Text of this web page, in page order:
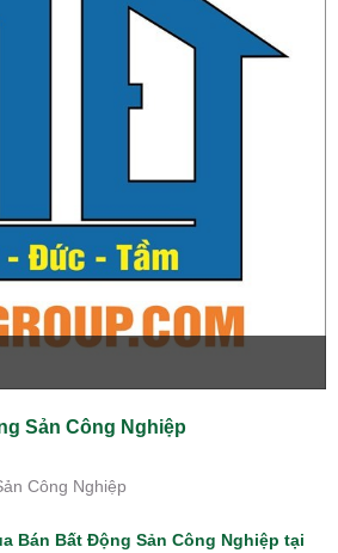
Sản Công Nghiệp
Công Nghiệp
Bán Bất Động Sản Công Nghiệp tại